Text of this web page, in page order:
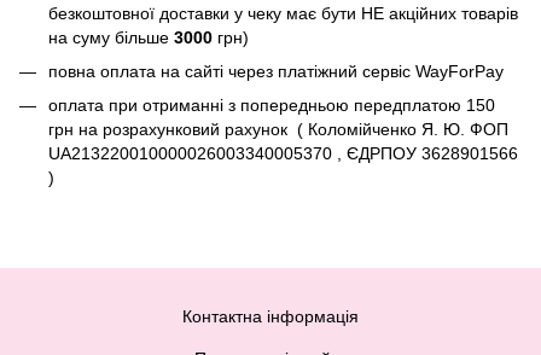
безкоштовної доставки у чеку має бути НЕ акційних товарів
на суму більше 3000 грн)
повна оплата на сайті через платіжний сервіc WayForPay
оплата при отриманні з попередньою передплатою 150
грн на розрахунковий рахунок ( Коломійченко Я. Ю. ФОП
UA213220010000026003340005370 , ЄДРПОУ 3628901566
)
Контактна інформація